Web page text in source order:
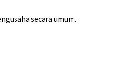
secara umum.